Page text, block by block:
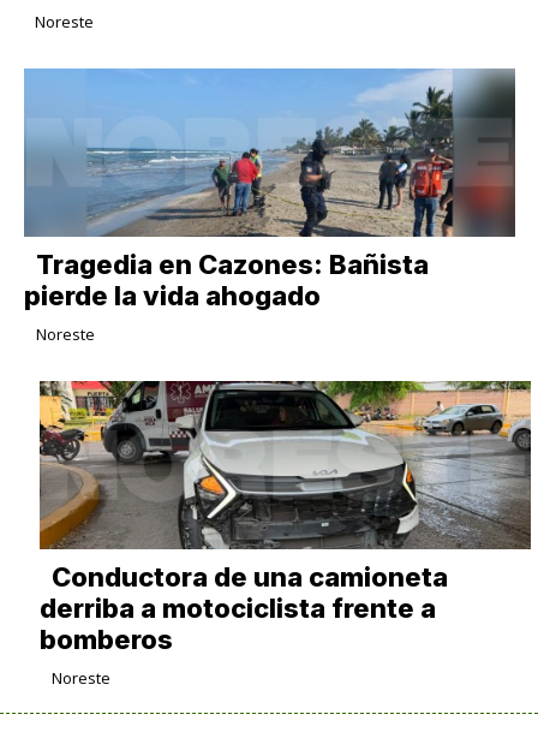
Noreste
Tragedia en Cazones: Bañista
pierde la vida ahogado
Noreste
Conductora de una camioneta
derriba a motociclista frente a
bomberos
Noreste